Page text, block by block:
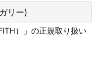
リー)
）」の正規取り扱い